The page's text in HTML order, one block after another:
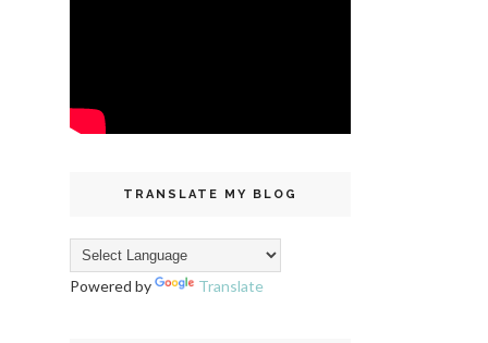
TRANSLATE MY BLOG
Powered by Translate